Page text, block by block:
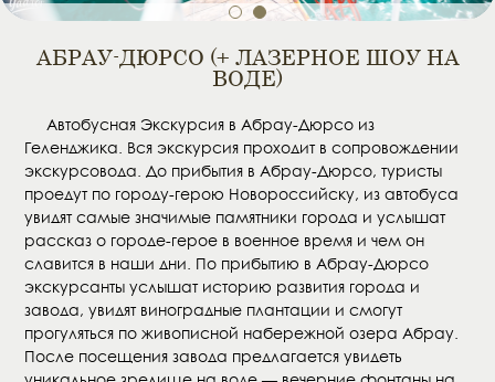
АБРАУ-ДЮРСО (+ ЛАЗЕРНОЕ ШОУ НА
ВОДЕ)
Автобусная Экскурсия в Абрау-Дюрсо из
Геленджика. Вся экскурсия проходит в сопровождении
экскурсовода. До прибытия в Абрау-Дюрсо, туристы
проедут по городу-герою Новороссийску, из автобуса
увидят самые значимые памятники города и услышат
рассказ о городе-герое в военное время и чем он
славится в наши дни. По прибытию в Абрау-Дюрсо
экскурсанты услышат историю развития города и
завода, увидят виноградные плантации и смогут
прогуляться по живописной набережной озера Абрау.
После посещения завода предлагается увидеть